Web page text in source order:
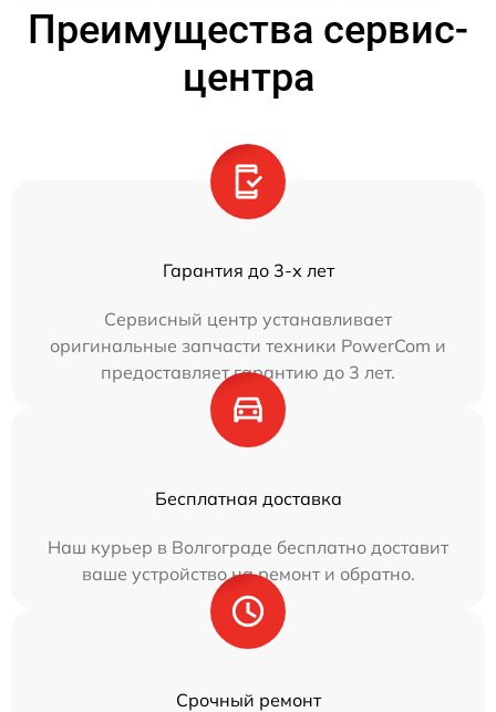
Преимущества сервис-
центра
Гарантия до 3-х лет
Сервисный центр устанавливает
оригинальные запчасти техники PowerCom и
предоставляет гарантию до 3 лет.
Бесплатная доставка
Наш курьер в Волгограде бесплатно доставит
ваше устройство на ремонт и обратно.
Срочный ремонт